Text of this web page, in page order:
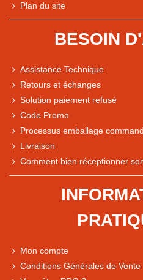
Comparaison des
Express,
Plan du site
BESOIN
Assistance Technique
Retours et échanges
Solution paiement refusé
Code Promo
Processus emballage
Livraison
Comment bien réceptionner
Mon compte
Conditions Générales de Vente